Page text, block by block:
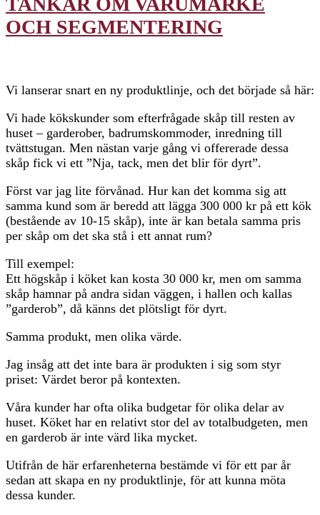
OCH SEGMENTERING
Vi lanserar snart en ny produktlinje, och det började så här:
Vi hade kökskunder som efterfrågade skåp till resten av
huset – garderober, badrumskommoder, inredning till
tvättstugan. Men nästan varje gång vi offererade dessa
skåp fick vi ett ”Nja, tack, men det blir för dyrt”.
Först var jag lite förvånad. Hur kan det komma sig att
samma kund som är beredd att lägga 300 000 kr på ett kök
(bestående av 10-15 skåp), inte är kan betala samma pris
per skåp om det ska stå i ett annat rum?
Till exempel:
Ett högskåp i köket kan kosta 30 000 kr, men om samma
skåp hamnar på andra sidan väggen, i hallen och kallas
”garderob”, då känns det plötsligt för dyrt.
Samma produkt, men olika värde.
Jag insåg att det inte bara är produkten i sig som styr
priset: Värdet beror på kontexten.
Våra kunder har ofta olika budgetar för olika delar av
huset. Köket har en relativt stor del av totalbudgeten, men
en garderob är inte värd lika mycket.
Utifrån de här erfarenheterna bestämde vi för ett par år
sedan att skapa en ny produktlinje, för att kunna möta
dessa kunder.